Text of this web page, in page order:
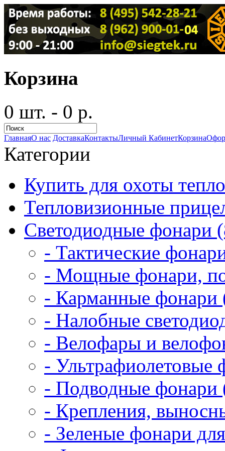
Корзина
0 шт. - 0 р.
ГлавнаяО нас ДоставкаКонтактыЛичный КабинетКорзина
Категории
Купить для охоты
Тепловизионные
Светодиодные фонари
- Тактические
- Мощные фонари,
- Карманные фонари
- Налобные
- Велофары и
- Ультрафиолетовые
- Подводные фонари
- Крепления,
- Зеленые фонари